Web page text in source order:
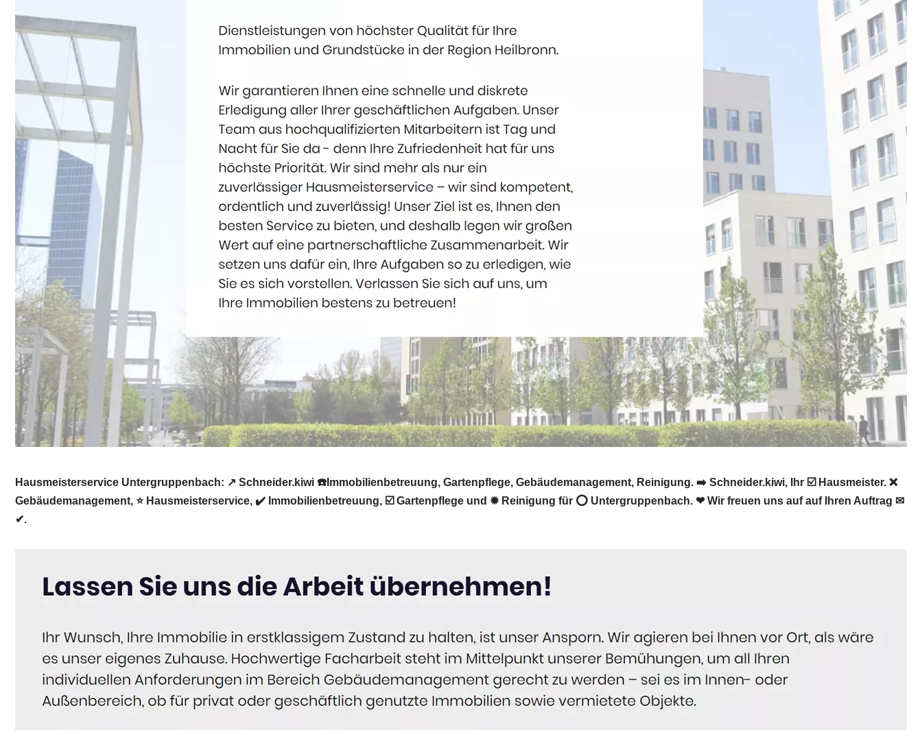
Hausmeisterservice Untergruppenbach: ↗️ Schneider.kiwi ☎️Immobilienbetreuung, Gartenpflege, Gebäudemanagement, Reinigung. ➡️ Schneider.kiwi, Ihr ☑️ Hausmeister. ❌
Gebäudemanagement, ⭐ Hausmeisterservice, ✔️ Immobilienbetreuung, ☑️ Gartenpflege und ✹ Reinigung für ⭕ Untergruppenbach. ❤ Wir freuen uns auf auf Ihren Auftrag ✉
✔.